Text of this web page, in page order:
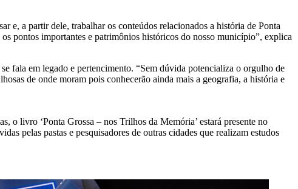
e, a partir dele, trabalhar os conteúdos relacionados a história de Ponta
pontos importantes e patrimônios históricos do nosso município”, explica
fala em legado e pertencimento. “Sem dúvida potencializa o orgulho de
de onde moram pois conhecerão ainda mais a geografia, a história e
o livro ‘Ponta Grossa – nos Trilhos da Memória’ estará presente no
pelas pastas e pesquisadores de outras cidades que realizam estudos